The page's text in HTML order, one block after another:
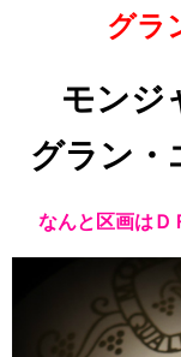
グラ
モンジ
グラン
なんと区画はＤ